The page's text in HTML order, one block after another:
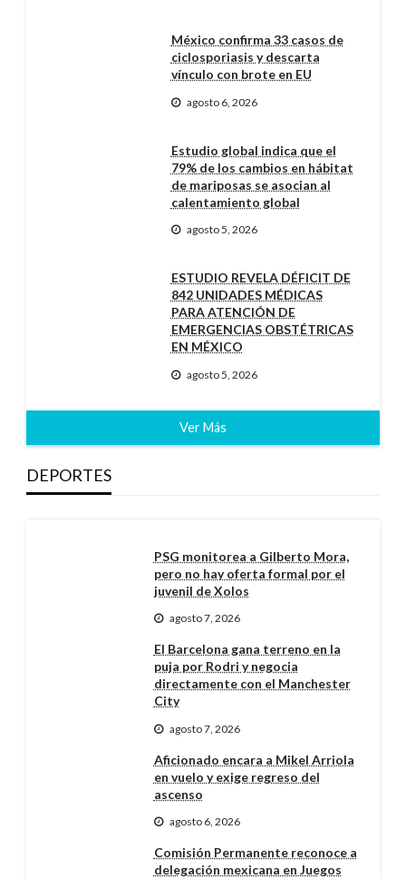
México confirma 33 casos de
ciclosporiasis y descarta
vínculo con brote en EU
agosto 6, 2026
Estudio global indica que el
79% de los cambios en hábitat
de mariposas se asocian al
calentamiento global
agosto 5, 2026
ESTUDIO REVELA DÉFICIT DE
842 UNIDADES MÉDICAS
PARA ATENCIÓN DE
EMERGENCIAS OBSTÉTRICAS
EN MÉXICO
agosto 5, 2026
Ver Más
DEPORTES
PSG monitorea a Gilberto Mora,
pero no hay oferta formal por el
juvenil de Xolos
agosto 7, 2026
El Barcelona gana terreno en la
puja por Rodri y negocia
directamente con el Manchester
City
agosto 7, 2026
Aficionado encara a Mikel Arriola
en vuelo y exige regreso del
ascenso
agosto 6, 2026
Comisión Permanente reconoce a
delegación mexicana en Juegos